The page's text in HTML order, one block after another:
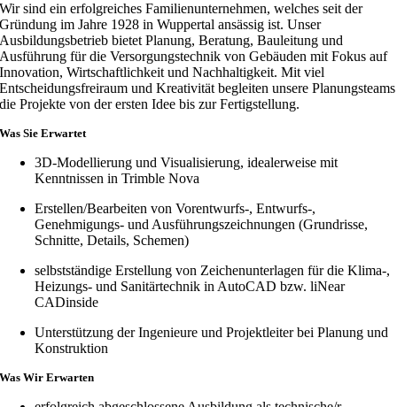
Wir sind ein erfolgreiches Familienunternehmen, welches seit der
Gründung im Jahre 1928 in Wuppertal ansässig ist. Unser
Ausbildungsbetrieb bietet Planung, Beratung, Bauleitung und
Ausführung für die Versorgungstechnik von Gebäuden mit Fokus auf
Innovation, Wirtschaftlichkeit und Nachhaltigkeit. Mit viel
Entscheidungsfreiraum und Kreativität begleiten unsere Planungsteams
die Projekte von der ersten Idee bis zur Fertigstellung.
Was Sie Erwartet
3D-Modellierung und Visualisierung, idealerweise mit
Kenntnissen in Trimble Nova
Erstellen/Bearbeiten von Vorentwurfs-, Entwurfs-,
Genehmigungs- und Ausführungszeichnungen (Grundrisse,
Schnitte, Details, Schemen)
selbstständige Erstellung von Zeichenunterlagen für die Klima-,
Heizungs- und Sanitärtechnik in AutoCAD bzw. liNear
CADinside
Unterstützung der Ingenieure und Projektleiter bei Planung und
Konstruktion
Was Wir Erwarten